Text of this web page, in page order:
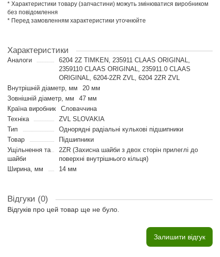
* Характеристики товару (запчастини) можуть змінюватися виробником
без повідомлення
* Перед замовленням характеристики уточнюйте
Характеристики
Аналоги
6204 2Z TIMKEN, 235911 CLAAS ORIGINAL,
2359110 CLAAS ORIGINAL, 235911.0 CLAAS
ORIGINAL, 6204-2ZR ZVL, 6204 2ZR ZVL
Внутрішній діаметр, мм
20 мм
Зовнішній діаметр, мм
47 мм
Країна виробник
Словаччина
Техніка
ZVL SLOVAKIA
Тип
Однорядні радіальні кулькові підшипники
Товар
Підшипники
Ущільнення та
шайби
2ZR (Захисна шайби з двох сторін прилеглі до
поверхні внутрішнього кільця)
Ширина, мм
14 мм
Відгуки (0)
Відгуків про цей товар ще не було.
Залишити відгук